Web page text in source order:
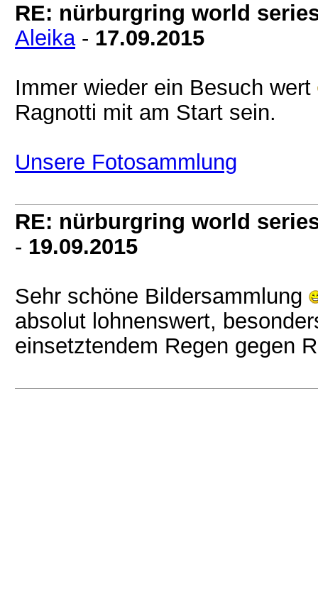
RE: nürburgring world
Aleika- 17.09.2015
Immer wieder ein Besuch wert
Ragnotti mit am Start sein.
Unsere Fotosammlung
RE: nürburgring world
- 19.09.2015
Sehr schöne Bildersammlung
absolut lohnenswert,
einsetztendem Regen gegen